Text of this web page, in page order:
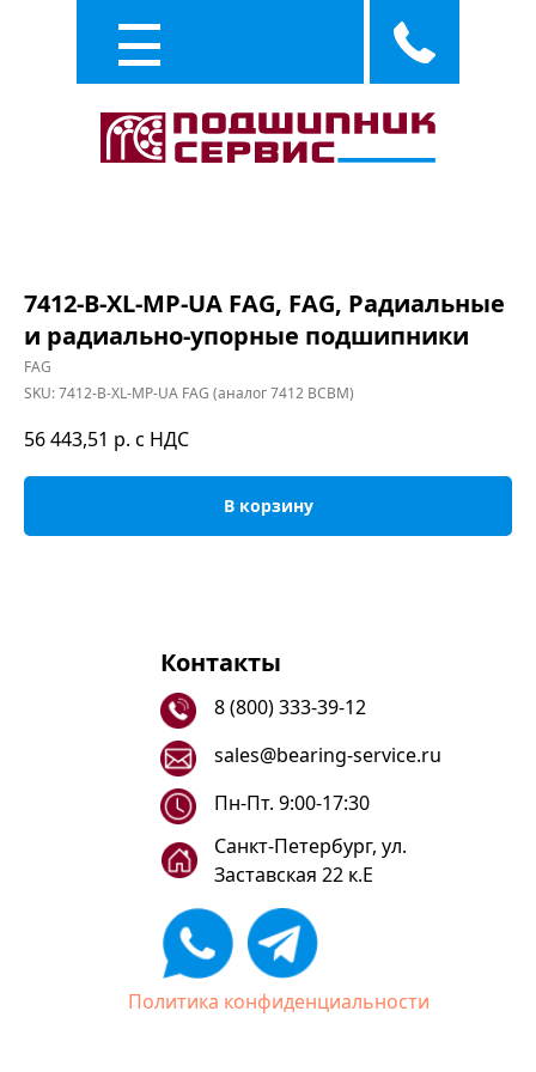
7412-B-XL-MP-UA FAG, FAG, Радиальные
и радиально-упорные подшипники
FAG
SKU:7412-B-XL-MP-UA FAG (аналог 7412 BCBM)
56 443,51 р. с НДС
В корзину
Контакты
8 (800) 333-39-12
sales@bearing-service.ru
Санкт-Петербург, ул.
Заставская 22 к.Е
Пн-Пт. 9:00-17:30
Политика конфиденциальности